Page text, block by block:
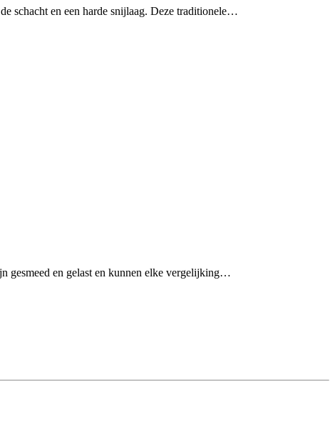
schacht en een harde snijlaag. Deze traditionele…
gesmeed en gelast en kunnen elke vergelijking…